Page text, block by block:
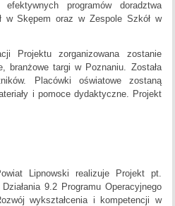
programów doradztwa
w Skępem oraz w Zespole Szkół w
Projektu zorganizowana zostanie
branżowe targi w Poznaniu. Została
Placówki oświatowe zostaną
i pomoce dydaktyczne. Projekt
Lipnowski realizuje Projekt pt.
9.2 Programu Operacyjnego
wykształcenia i kompetencji w